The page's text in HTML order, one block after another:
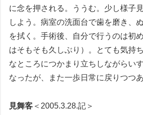
に念を押される。ううむ。少し様子
しよう。病室の洗面台で歯を磨き、
を拭く。手術後、自分で行うのは初
はそもそも久しぶり）。とても気持
なところにつかまり立ちしながらい
なったが、また一歩日常に戻りつつ
見舞客 ＜2005.3.28.記＞